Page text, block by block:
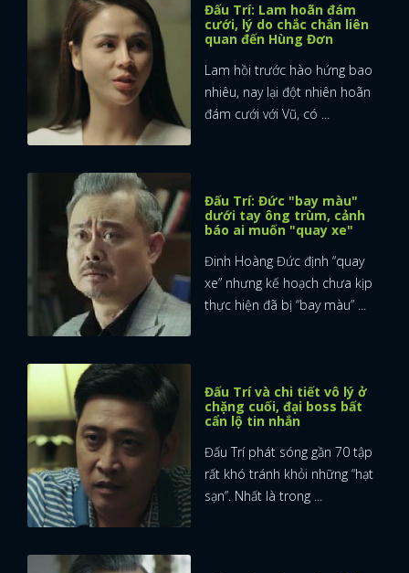
Đấu Trí: Lam hoãn đám
cưới, lý do chắc chắn liên
quan đến Hùng Đơn
Lam hồi trước hào hứng bao
nhiêu, nay lại đột nhiên hoãn
đám cưới với Vũ, có ...
Đấu Trí: Đức "bay màu"
dưới tay ông trùm, cảnh
báo ai muốn "quay xe"
Đinh Hoàng Đức định “quay
xe” nhưng kế hoạch chưa kịp
thực hiện đã bị “bay màu” ...
Đấu Trí và chi tiết vô lý ở
chặng cuối, đại boss bất
cẩn lộ tin nhắn
Đấu Trí phát sóng gần 70 tập
rất khó tránh khỏi những “hạt
sạn”. Nhất là trong ...